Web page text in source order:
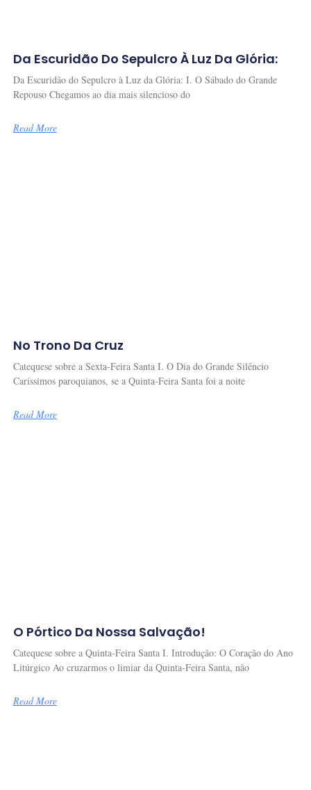
Da Escuridão Do Sepulcro À Luz Da Glória:
Da Escuridão do Sepulcro à Luz da Glória: I. O Sábado do Grande
Repouso Chegamos ao dia mais silencioso do
Read More
No Trono Da Cruz
Catequese sobre a Sexta-Feira Santa I. O Dia do Grande Silêncio
Caríssimos paroquianos, se a Quinta-Feira Santa foi a noite
Read More
O Pórtico Da Nossa Salvação!
Catequese sobre a Quinta-Feira Santa I. Introdução: O Coração do Ano
Litúrgico Ao cruzarmos o limiar da Quinta-Feira Santa, não
Read More